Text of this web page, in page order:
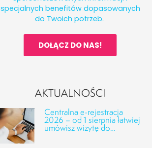
specjalnych benefitów dopasowanych
do Twoich potrzeb.
DOŁĄCZ DO NAS!
AKTUALNOŚCI
Centralna e-rejestracja
2026 – od 1 sierpnia łatwiej
umówisz wizytę do
kolejnych specjalistów